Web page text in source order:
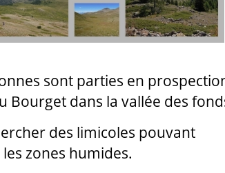
sont parties en
Bourget dans la vallée des
des limicoles pouvant
zones humides.